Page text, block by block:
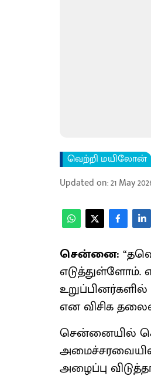
வெற்றி மயிலோன்
Updated on:21 May
சென்னை:
எடுத்துள்ளோம்.
என விசிக
சென்னையில்
அழைப்பு